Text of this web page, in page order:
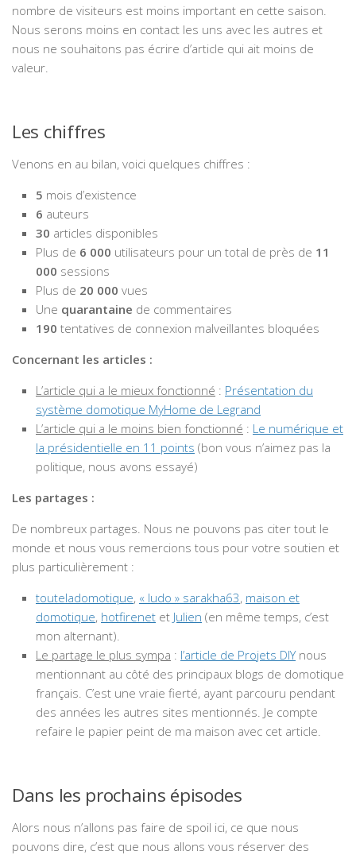
nombre de visiteurs est moins important en cette saison.
Nous serons moins en contact les uns avec les autres et
nous ne souhaitons pas écrire d’article qui ait moins de
valeur.
Les chiffres
Venons en au bilan, voici quelques chiffres :
5 mois d’existence
6 auteurs
30 articles disponibles
Plus de 6 000 utilisateurs pour un total de près de 11
000 sessions
Plus de 20 000 vues
Une quarantaine de commentaires
190 tentatives de connexion malveillantes bloquées
Concernant les articles :
L’article qui a le mieux fonctionné : Présentation du
système domotique MyHome de Legrand
L’article qui a le moins bien fonctionné : Le numérique et
la présidentielle en 11 points (bon vous n’aimez pas la
politique, nous avons essayé)
Les partages :
De nombreux partages. Nous ne pouvons pas citer tout le
monde et nous vous remercions tous pour votre soutien et
plus particulièrement :
touteladomotique, « ludo » sarakha63, maison et
domotique, hotfirenet et Julien (en même temps, c’est
mon alternant).
Le partage le plus sympa : l’article de Projets DIYnous
mentionnant au côté des principaux blogs de domotique
français. C’est une vraie fierté, ayant parcouru pendant
des années les autres sites mentionnés. Je compte
refaire le papier peint de ma maison avec cet article.
Dans les prochains épisodes
Alors nous n’allons pas faire de spoil ici, ce que nous
pouvons dire, c’est que nous allons vous réserver des